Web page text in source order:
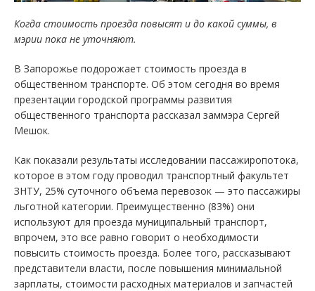
Когда стоимость проезда повысят и до какой суммы, в
мэрии пока не уточняют.
В Запорожье подорожает стоимость проезда в
общественном транспорте. Об этом сегодня во время
презентации городской программы развития
общественного транспорта рассказал заммэра Сергей
Мешок.
Как показали результаты исследовании пассажиропотока,
которое в этом году проводил транспортный факультет
ЗНТУ, 25% суточного объема перевозок — это пассажиры
льготной категории. Преимущественно (83%) они
используют для проезда муниципальный транспорт,
впрочем, это все равно говорит о необходимости
повысить стоимость проезда. Более того, рассказывают
представители власти, после повышения минимальной
зарплаты, стоимости расходных материалов и запчастей